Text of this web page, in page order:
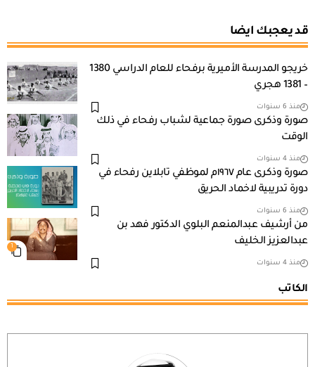
قد يعجبك ايضا
خريجو المدرسة الأميرية برفحاء للعام الدراسي 1380
– 1381 هجري
منذ 6 سنوات
صورة وذكرى صورة جماعية لشباب رفحاء في ذلك
الوقت
منذ 4 سنوات
صورة وذكرى عام ١٩٦٧م لموظفي تابلاين رفحاء في
دورة تدريبية لاخماد الحريق
منذ 6 سنوات
1
من أرشيف عبدالمنعم البلوي الدكتور فهد بن
عبدالعزيز الخليف
منذ 4 سنوات
الكاتب